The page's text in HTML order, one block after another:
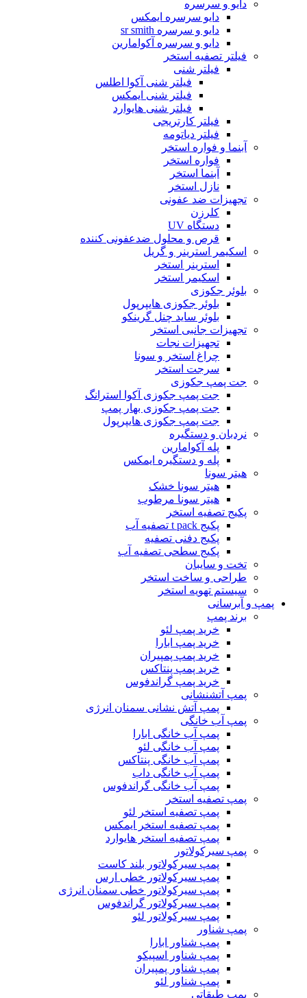
دایو و سرسره
دایو سرسره ایمکس
دایو و سرسره sr smith
دایو و سرسره آکوامارین
فیلتر تصفیه استخر
فیلتر شنی
فیلتر شنی آکوا اطلس
فیلتر شنی ایمکس
فیلتر شنی هایوارد
فیلتر کارتریجی
فیلتر دیاتومه
آبنما و فواره استخر
فواره استخر
آبنما استخر
نازل استخر
تجهیزات ضد عفونی
کلرزن
دستگاه UV
قرص و محلول ضدعفونی کننده
اسکیمر استرینر و گریل
استرینر استخر
اسکیمر استخر
بلوئر جکوزی
بلوئر جکوزی هایپرپول
بلوئر ساید چنل گرینکو
تجهیزات جانبی استخر
تجهیزات نجات
چراغ استخر و سونا
سرجت استخر
جت پمپ جکوزی
جت پمپ جکوزی آکوا استرانگ
جت پمپ جکوزی بهار پمپ
جت پمپ جکوزی هایپرپول
نردبان و دستگیره
پله آکوامارین
پله و دستگیره ایمکس
هیتر سونا
هیتر سونا خشک
هیتر سونا مرطوب
پکیج تصفیه استخر
پکیج t pack تصفیه آب
پکیج دفنی تصفیه
پکیج سطحی تصفیه آب
تخت و سایبان
طراحی و ساخت استخر
سیستم تهویه استخر
پمپ و آبرسانی
برند پمپ
خرید پمپ لئو
خرید پمپ ابارا
خرید پمپ پمپیران
خرید پمپ پنتاکس
خرید پمپ گراندفوس
پمپ آتشنشانی
پمپ آتش نشانی سمنان انرژی
پمپ آب خانگی
پمپ آب خانگی ابارا
پمپ آب خانگی لئو
پمپ آب خانگی پنتاکس
پمپ آب خانگی داب
پمپ آب خانگی گراندفوس
پمپ تصفیه استخر
پمپ تصفیه استخر لئو
پمپ تصفیه استخر ایمکس
پمپ تصفیه استخر هایوارد
پمپ سیرکولاتور
پمپ سیرکولاتور بلند کاست
پمپ سیرکولاتور خطی ارس
پمپ سیرکولاتور خطی سمنان انرژی
پمپ سیرکولاتور گراندفوس
پمپ سیرکولاتور لئو
پمپ شناور
پمپ شناور ابارا
پمپ شناور اسپیکو
پمپ شناور پمپیران
پمپ شناور لئو
پمپ طبقاتی